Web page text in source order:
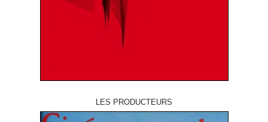
LES PRODUCTEURS